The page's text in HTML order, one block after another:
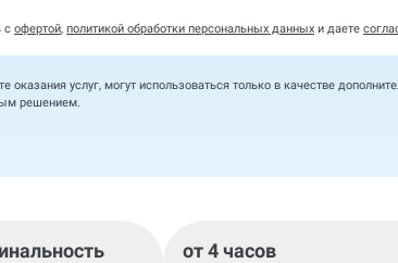
с офертой политикой обработки персональных данных и даете
оказания услуг, могут использоваться только в качестве
решением.
от 4 часов